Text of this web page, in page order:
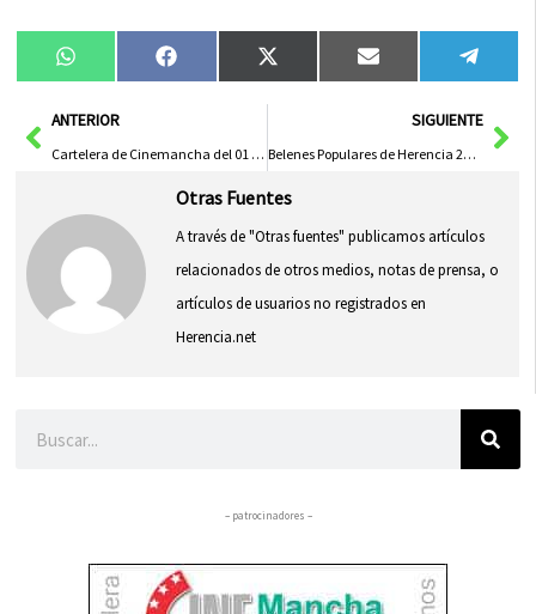
Compartir
en
WhatsAppCompartir
en
FacebookCompartir
en
X
(Twitter)
Compartir
en
Email
en
AntANTERIOR
Cartelera de Cinemancha del 01 al 08 de Enero
SIGUIENTE
Belenes Populares de Herencia 2014
Otras Fuentes
A través de "Otras fuentes" publicamos artículos
relacionados de otros medios, notas de prensa, o
artículos de usuarios no registrados en
Herencia.net
– patrocinadores –